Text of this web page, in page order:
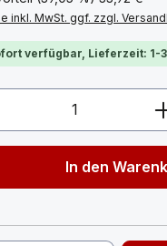
inkl. MwSt. ggf. zzgl.
verfügbar, Lieferzeit: 1-
Anzahl:
In den